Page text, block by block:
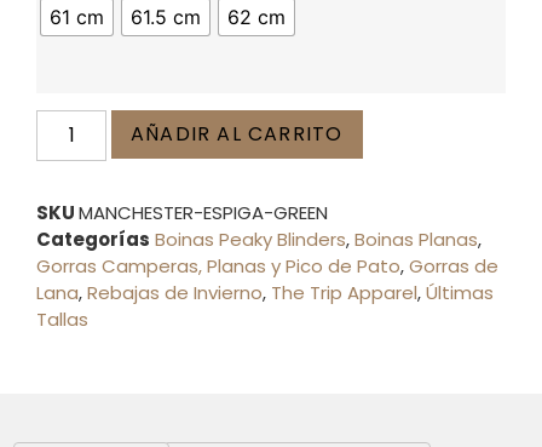
61 cm
61.5 cm 62 cm
AÑADIR AL CARRITO
SKUMANCHESTER-ESPIGA-GREEN
Categorías Boinas Peaky Blinders,Boinas Planas,
Gorras Camperas, Planas y Pico de Pato,Gorras de
Lana,Rebajas de Invierno, The Trip Apparel,Últimas
Tallas